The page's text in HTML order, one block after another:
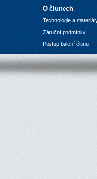
O člunech
Technologie a
Záruční podmínky
Postup balení člunu